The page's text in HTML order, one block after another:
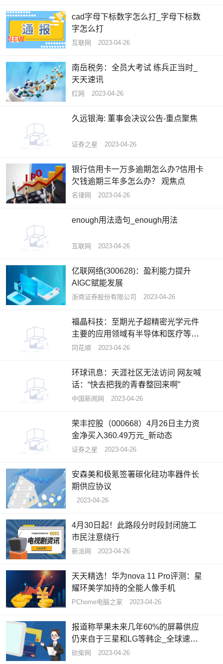
cad字母下标数字怎么打_字母下标数
字怎么打
互联网 2023-04-26
南岳税务：全员大考试 练兵正当时_
天天速讯
红网 2023-04-26
久远银海: 董事会决议公告-重点聚焦
证券之星 2023-04-26
银行信用卡一万多逾期怎么办?信用卡
欠钱逾期三年多怎么办？ 观焦点
名律网 2023-04-26
enough用法造句_enough用法
互联网 2023-04-26
亿联网络(300628)：盈利能力提升
AIGC赋能发展
浙商证券股份有限公司 2023-04-26
福晶科技：至期光子超精密光学元件
主要的应用领域有半导体和医疗等领
域
同花顺 2023-04-26
环球讯息：天涯社区无法访问 网友喊
话：“快去把我的青春整回来啊”
中国新闻网 2023-04-26
荣丰控股（000668）4月26日主力资
金净买入360.49万元_新动态
证券之星 2023-04-26
安森美和极氪签署碳化硅功率器件长
期供应协议
2023-04-26
4月30日起！此路段分时段封闭施工
市民注意绕行
新派网 2023-04-26
天天精选！华为nova 11 Pro评测：星
耀环美学加持的全能人像手机
PChome电脑之家 2023-04-26
报道称苹果未来几年60%的屏幕供应
仍来自于三星和LG等韩企_全球速看
料
砍柴网 2023-04-26